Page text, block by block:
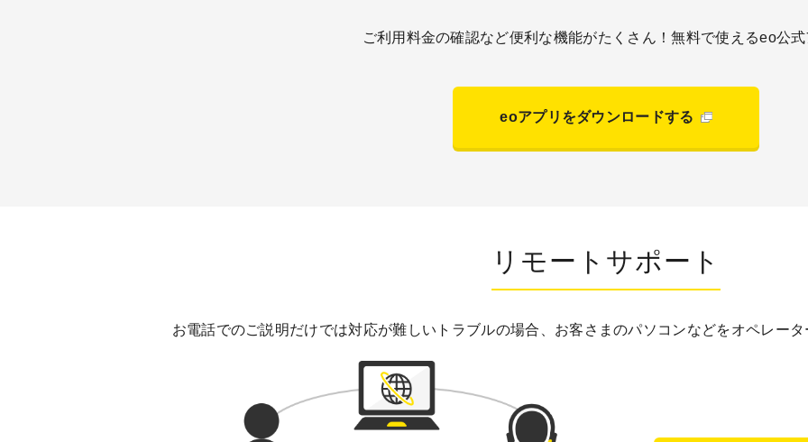
ご利用料金の確認など便利な機能がたくさん！無料で使えるeo公式
eoアプリをダウンロードする
リモートサポート
お電話でのご説明だけでは対応が難しいトラブルの場合、お客さまのパソコンなどをオペレータ